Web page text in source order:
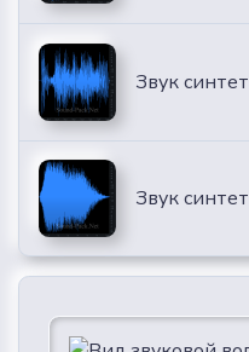
Звук
Звук